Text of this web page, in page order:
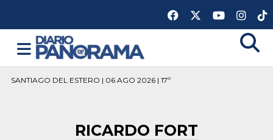
SANTIAGO DEL ESTERO | 06 AGO 2026 | 17º
RICARDO FORT